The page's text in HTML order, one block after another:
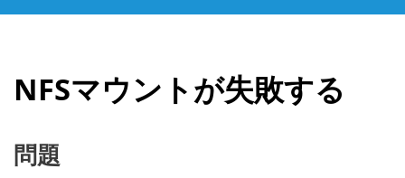
NFSマウントが失敗する
問題